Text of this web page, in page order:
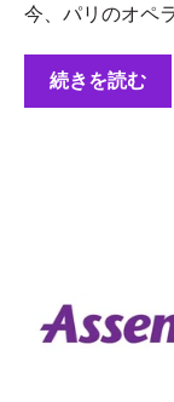
今、パリのオペ
続きを読む